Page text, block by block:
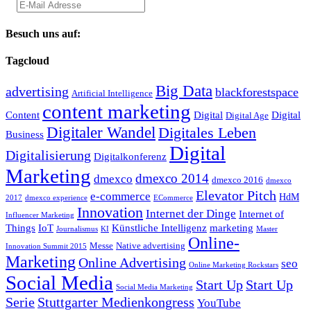
Besuch uns auf:
Tagcloud
advertising Artificial Intelligence Big Data blackforestspace
Content content marketing Digital Digital Age Digital
Business Digitaler Wandel Digitales Leben
Digitalisierung Digitalkonferenz Digital
Marketing dmexco dmexco 2014 dmexco 2016 dmexco
2017 dmexco experience e-commerce ECommerce Elevator Pitch HdM
Influencer Marketing Innovation Internet der Dinge Internet of
Things IoT Journalismus KI Künstliche Intelligenz marketing Master
Innovation Summit 2015 Messe Native advertising Online-
Marketing Online Advertising Online Marketing Rockstars seo
Social Media Social Media Marketing Start Up Start Up
Serie Stuttgarter Medienkongress YouTube